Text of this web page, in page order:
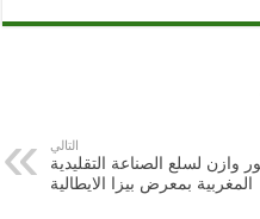
التالي
وازن لسلع الصناعة التقليدية
المغربية بمعرض بيزا الايطالية